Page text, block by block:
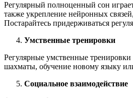
Регулярный полноценный сон
также укрепление нейронных
Постарайтесь придерживаться
Умственные тренировки
Регулярные умственные
шахматы, обучение новому языку
Социальное взаимодействие